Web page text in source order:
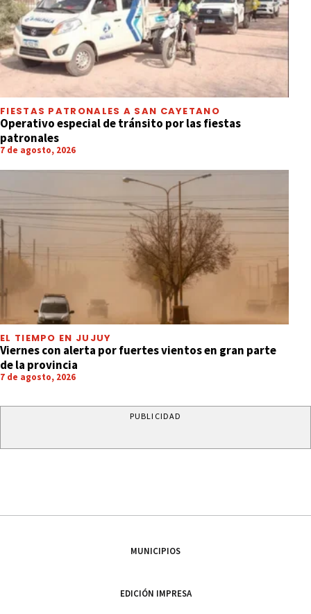
FIESTAS PATRONALES A SAN CAYETANO
Operativo especial de tránsito por las fiestas
patronales
7 de agosto, 2026
EL TIEMPO EN JUJUY
Viernes con alerta por fuertes vientos en gran parte
de la provincia
7 de agosto, 2026
PUBLICIDAD
MUNICIPIOS
EDICIÓN IMPRESA